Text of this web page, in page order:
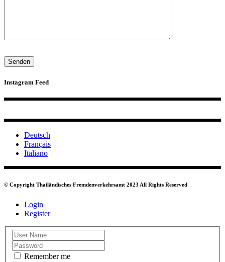
Instagram Feed
Deutsch
Français
Italiano
© Copyright Thailändisches Fremdenverkehrsamt 2023 All Rights Reserved
Login
Register
Remember me